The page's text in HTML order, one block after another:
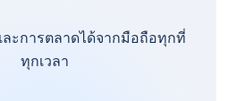
ละการตลาดได้จากมือถือทุกที่
ทุกเวลา